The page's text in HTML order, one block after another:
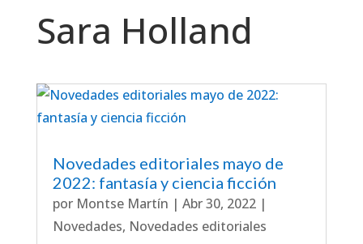
Sara Holland
Novedades editoriales mayo de
2022: fantasía y ciencia ficción
por Montse Martín | Abr 30, 2022|
Novedades, Novedades editoriales